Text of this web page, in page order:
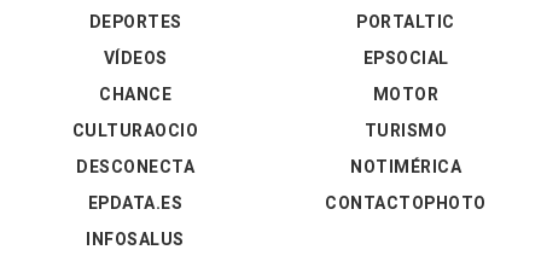
DEPORTES
VÍDEOS
PORTALTIC
EPSOCIAL
CHANCE
CULTURAOCIO
DESCONECTA
EPDATA.ES
INFOSALUS
MOTOR
TURISMO
NOTIMÉRICA
CONTACTOPHOTO